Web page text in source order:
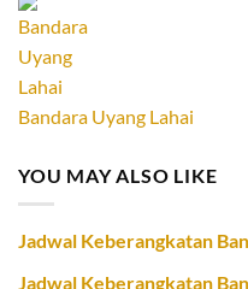
Bandara Uyang Lahai
YOU MAY ALSO LIKE
Jadwal Keberangkatan
Jadwal Keberangkatan